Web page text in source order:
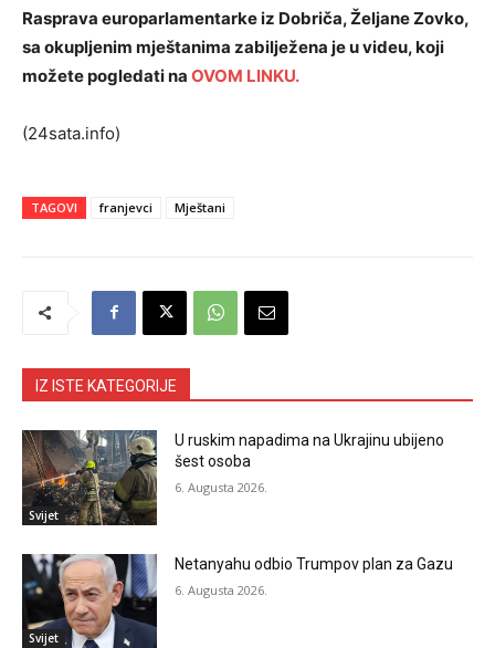
Rasprava europarlamentarke iz Dobriča, Željane Zovko,
sa okupljenim mještanima zabilježena je u videu, koji
možete pogledati na OVOM LINKU.
(24sata.info)
TAGOVI franjevci Mještani
IZ ISTE KATEGORIJE
Svijet
U ruskim napadima na Ukrajinu ubijeno
šest osoba
6. Augusta 2026.
Svijet
Netanyahu odbio Trumpov plan za Gazu
6. Augusta 2026.